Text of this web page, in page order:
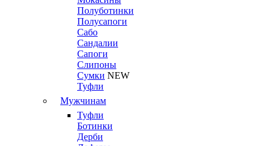
Полуботинки
Полусапоги
Сабо
Сандалии
Сапоги
Слипоны
Сумки NEW
Туфли
Мужчинам
Туфли
Ботинки
Дерби